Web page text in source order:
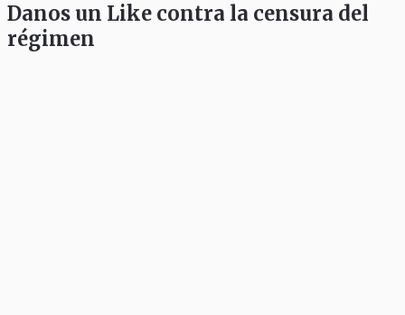
Danos un Like contra la censura del
régimen